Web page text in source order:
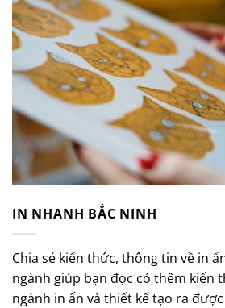
IN NHANH BẮC NINH
Chia sẻ kiến thức, thông tin về in
ngành giúp bạn đọc có thêm kiến
ngành in ấn và thiết kế tạo ra